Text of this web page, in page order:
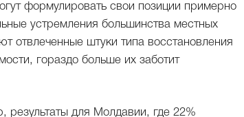
формулировать свои позиции примерно
устремления большинства местных
отвлеченные штуки типа восстановления
гораздо больше их заботит
результаты для Молдавии, где 22%